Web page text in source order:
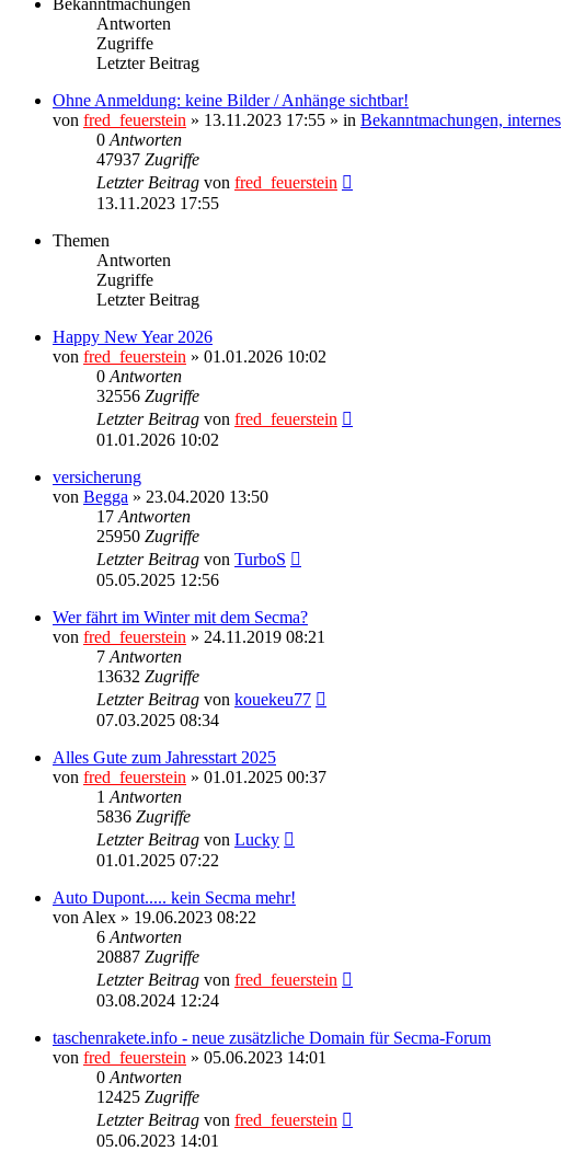
Antworten
Zugriffe
Letzter Beitrag
Ohne Anmeldung: keine Bilder / Anhänge sichtbar!
von fred_feuerstein » 13.11.2023 17:55 » in Bekanntmachungen, internes
0 Antworten
47937 Zugriffe
Letzter Beitrag von fred_feuerstein
13.11.2023 17:55
Themen
Antworten
Zugriffe
Letzter Beitrag
Happy New Year 2026
von fred_feuerstein » 01.01.2026 10:02
0 Antworten
32556 Zugriffe
Letzter Beitrag von fred_feuerstein
01.01.2026 10:02
versicherung
von Begga » 23.04.2020 13:50
17 Antworten
25950 Zugriffe
Letzter Beitrag von TurboS
05.05.2025 12:56
Wer fährt im Winter mit dem Secma?
von fred_feuerstein » 24.11.2019 08:21
7 Antworten
13632 Zugriffe
Letzter Beitrag von kouekeu77
07.03.2025 08:34
Alles Gute zum Jahresstart 2025
von fred_feuerstein » 01.01.2025 00:37
1 Antworten
5836 Zugriffe
Letzter Beitrag von Lucky
01.01.2025 07:22
Auto Dupont..... kein Secma mehr!
von Alex » 19.06.2023 08:22
6 Antworten
20887 Zugriffe
Letzter Beitrag von fred_feuerstein
03.08.2024 12:24
taschenrakete.info - neue zusätzliche Domain für Secma-Forum
von fred_feuerstein » 05.06.2023 14:01
0 Antworten
12425 Zugriffe
Letzter Beitrag von fred_feuerstein
05.06.2023 14:01